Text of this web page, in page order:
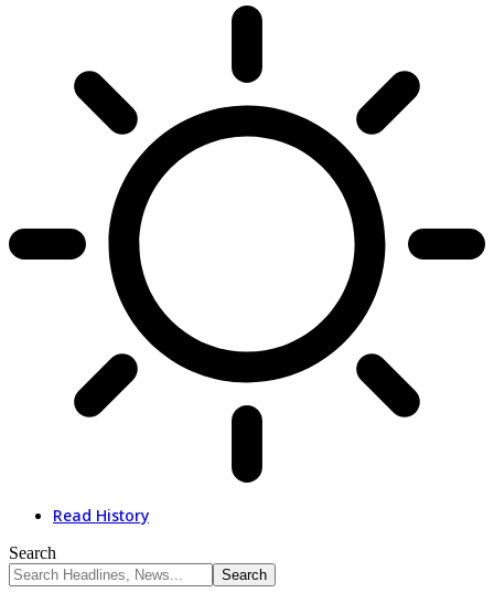
Read History
Search